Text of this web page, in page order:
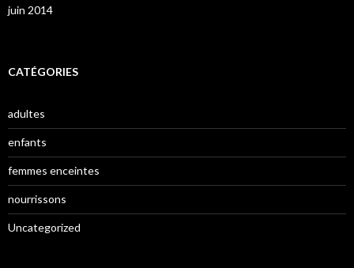
juin 2014
CATÉGORIES
adultes
enfants
femmes enceintes
nourrissons
Uncategorized